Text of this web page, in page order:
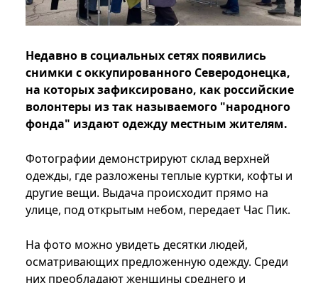
Недавно в социальных сетях появились
снимки с оккупированного Северодонецка,
на которых зафиксировано, как российские
волонтеры из так называемого "народного
фонда" издают одежду местным жителям.
Фотографии демонстрируют склад верхней
одежды, где разложены теплые куртки, кофты и
другие вещи. Выдача происходит прямо на
улице, под открытым небом, передает Час Пик.
На фото можно увидеть десятки людей,
осматривающих предложенную одежду. Среди
них преобладают женщины среднего и